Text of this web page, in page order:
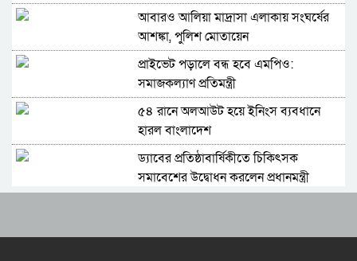
আবারও আলিয়া মাদ্রাসা এলাকায় সংঘর্ষের
আশঙ্কা, পুলিশ মোতায়েন
প্রাইভেট পড়ালে বন্ধ হবে এমপিও:
সমাজকল্যাণ প্রতিমন্ত্রী
৫৪ রানে অলআউট হয়ে ইনিংস ব্যবধানে
হারল বাংলাদেশ
ড্যাবের প্রতিষ্ঠাবার্ষিকীতে চিকিৎসক
সমাবেশের উদ্বোধন করলেন প্রধানমন্ত্রী